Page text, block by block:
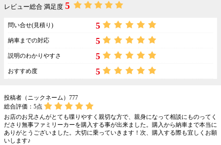
レビュー総合 満足度 5
問い合せ(見積り) 5
納車までの対応 5
説明のわかりやすさ 5
おすすめ度 5
投稿者（ニックネーム）777
総合評価： 5点
お店のお兄さんがとても喋りやすく親切な方で、親身になって相談にものってく
ださり無事ファミリーカーを購入する事が出来ました。購入から納車まで本当に
ありがとうございました。大切に乗っていきます！次、購入する際も宜しくお願
いします♪